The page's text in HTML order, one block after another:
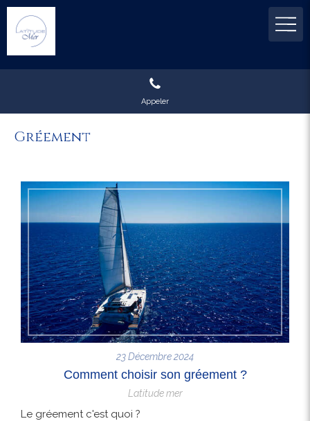
Appeler
Gréement
23 Décembre 2024
Comment choisir son gréement ?
Latitude mer
Le gréement c'est quoi ?